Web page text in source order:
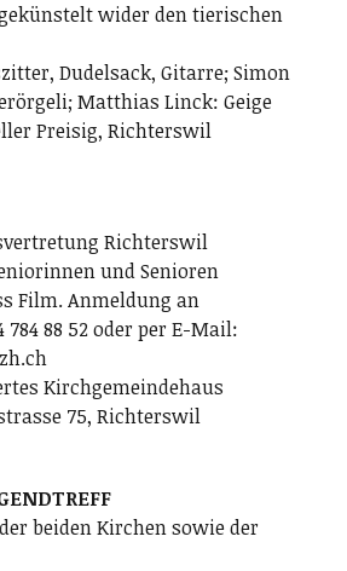
wider den tierischen
Dudelsack, Gitarre; ­Simon
Matthias Linck: Geige
Preisig, Richterswil
Richterswil
und Senioren
Film. Anmeldung an
784 88 52 oder per E-Mail:
Kirchgemeindehaus
75, Richterswil
beiden Kirchen sowie der